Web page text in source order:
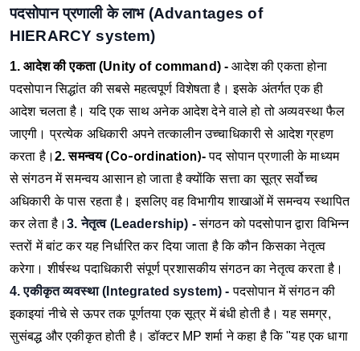
पदसोपान प्रणाली के लाभ (Advantages of
HIERARCYsystem)
1. आदेश की एकता (Unity of command) -आदेश की एकता होना
पदसोपान सिद्धांत की सबसे महत्वपूर्ण विशेषता है। इसके अंतर्गत एक ही
आदेश चलता है। यदि एक साथ अनेक आदेश देने वाले हो तो अव्यवस्था फैल
जाएगी। प्रत्येक अधिकारी अपने तत्कालीन उच्चाधिकारी से आदेश ग्रहण
करता है। 2. समन्वय(Co-ordination)- पद सोपान प्रणाली के माध्यम
से संगठन में समन्वय आसान हो जाता है क्योंकि सत्ता का सूत्र सर्वोच्च
अधिकारी के पास रहता है। इसलिए वह विभागीय शाखाओं में समन्वय स्थापित
कर लेता है।3. नेतृत्व (Leadership) - संगठन को पदसोपान द्वारा विभिन्न
स्तरों में बांट कर यह निर्धारित कर दिया जाता है कि कौन किसका नेतृत्व
करेगा। शीर्षस्थ पदाधिकारी संपूर्ण प्रशासकीय संगठन का नेतृत्व करता है।
4. एकीकृत व्यवस्था (Integrated system) - पदसोपान में संगठन की
इकाइयां नीचे से ऊपर तक पूर्णतया एक सूत्र में बंधी होती है। यह समग्र,
सुसंबद्ध और एकीकृत होती है। डॉक्टर MP शर्मा ने कहा है कि "यह एक धागा